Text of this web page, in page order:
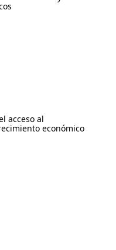
acceso al
económico